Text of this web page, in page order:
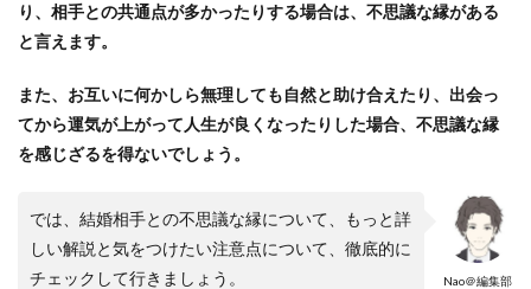
り、相手との共通点が多かったりする場合は、不思議な縁がある
と言えます。
また、お互いに何かしら無理しても自然と助け合えたり、出会っ
てから運気が上がって人生が良くなったりした場合、不思議な縁
を感じざるを得ないでしょう。
Nao＠編集部
では、結婚相手との不思議な縁について、もっと詳
しい解説と気をつけたい注意点について、徹底的に
チェックして行きましょう。